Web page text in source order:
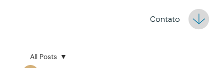
Contato
All Posts